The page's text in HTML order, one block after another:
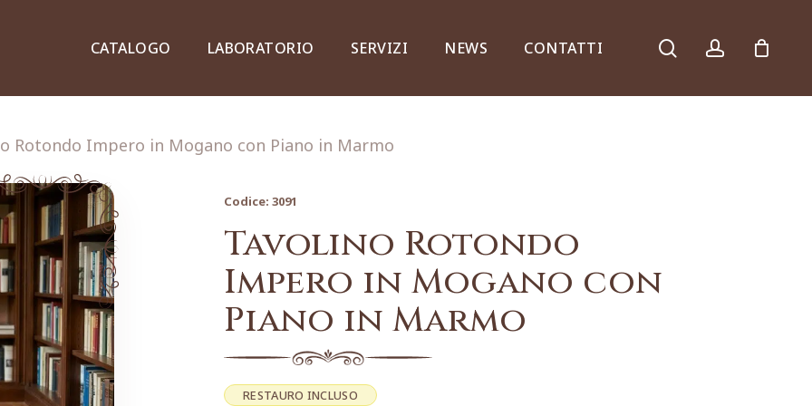
CATALOGO
Credenze, piattaie e vetrine
Lampade e lampadari Specchiere e consolle
Dipinti e stampe
LABORATORIO SERVIZI NEWS CONTATTI searchaccount
Rotondo Impero in Mogano con Piano in Marmo
Codice: 3091
Tavolino Rotondo
Impero in Mogano con
Piano in Marmo
RESTAURO INCLUSO